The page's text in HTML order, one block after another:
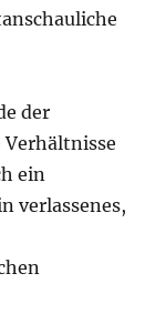
der
ein
verlassenes,